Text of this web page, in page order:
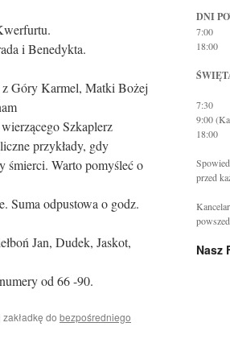
i Benedykta.
Góry Karmel, Matki Bożej
Szkaplerz
przykłady, gdy
śmierci. Warto pomyśleć o
Suma odpustowa o godz.
Jan, Dudek, Jaskot,
od 66 -90.
zakładkę do bezpośredniego
DNI
7:00
18:00
7:30
9:00
18:00
przed
Nasz